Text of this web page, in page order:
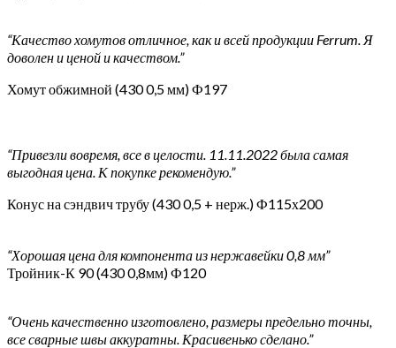
“Качество хомутов отличное, как и всей продукции Ferrum. Я
доволен и ценой и качеством.”
Хомут обжимной (430 0,5 мм) Ф197
“Привезли вовремя, все в целости. 11.11.2022 была самая
выгодная цена. К покупке рекомендую.”
Конус на сэндвич трубу (430 0,5 + нерж.) Ф115х200
“Хорошая цена для компонента из нержавейки 0,8 мм”
Тройник-К 90 (430 0,8мм) Ф120
“Очень качественно изготовлено, размеры предельно точны,
все сварные швы аккуратны. Красивенько сделано.”